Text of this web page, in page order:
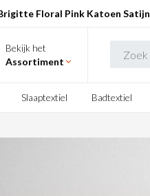
Floral Pink Katoen Satijn
Bekijk het
Assortiment
Slaaptextiel Badtextiel